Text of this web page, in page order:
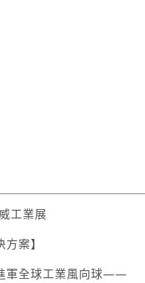
工業展
案】
軍全球工業風向球——